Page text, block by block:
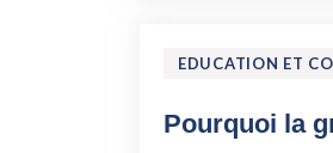
EDUCATION ET
Pourquoi la